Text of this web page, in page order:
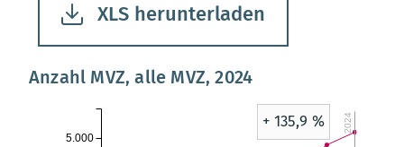
XLS herunterladen
Anzahl MVZ, alle MVZ, 2024
2024
5.000
+ 135,9 %